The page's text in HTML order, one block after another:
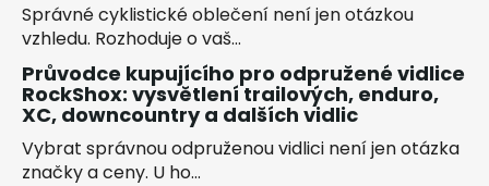
Správné cyklistické oblečení není jen otázkou
vzhledu. Rozhoduje o vaš...
Průvodce kupujícího pro odpružené vidlice
RockShox: vysvětlení trailových, enduro,
XC, downcountry a dalších vidlic
Vybrat správnou odpruženou vidlici není jen otázka
značky a ceny. U ho...